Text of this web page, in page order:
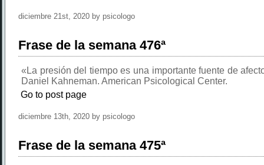
diciembre 21st, 2020 by psicologo
Frase de la semana 476ª
«La presión del tiempo es una importante fuente de
Daniel Kahneman. American Psicological Center.
Go to post page
diciembre 13th, 2020 by psicologo
Frase de la semana 475ª